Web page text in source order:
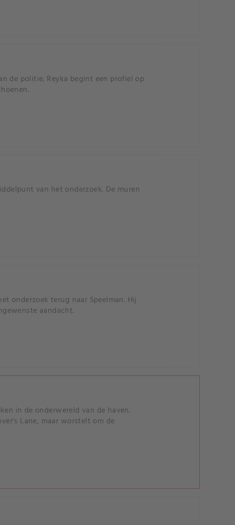
de politie. Reyka begint een profiel op
van het onderzoek. De muren
onderzoek terug naar Speelman. Hij
aandacht.
in de onderwereld van de haven.
Lane, maar worstelt om de